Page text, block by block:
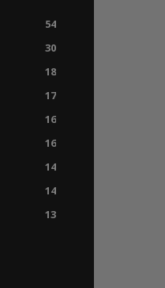
54
30
18
17
16
16
14
14
13